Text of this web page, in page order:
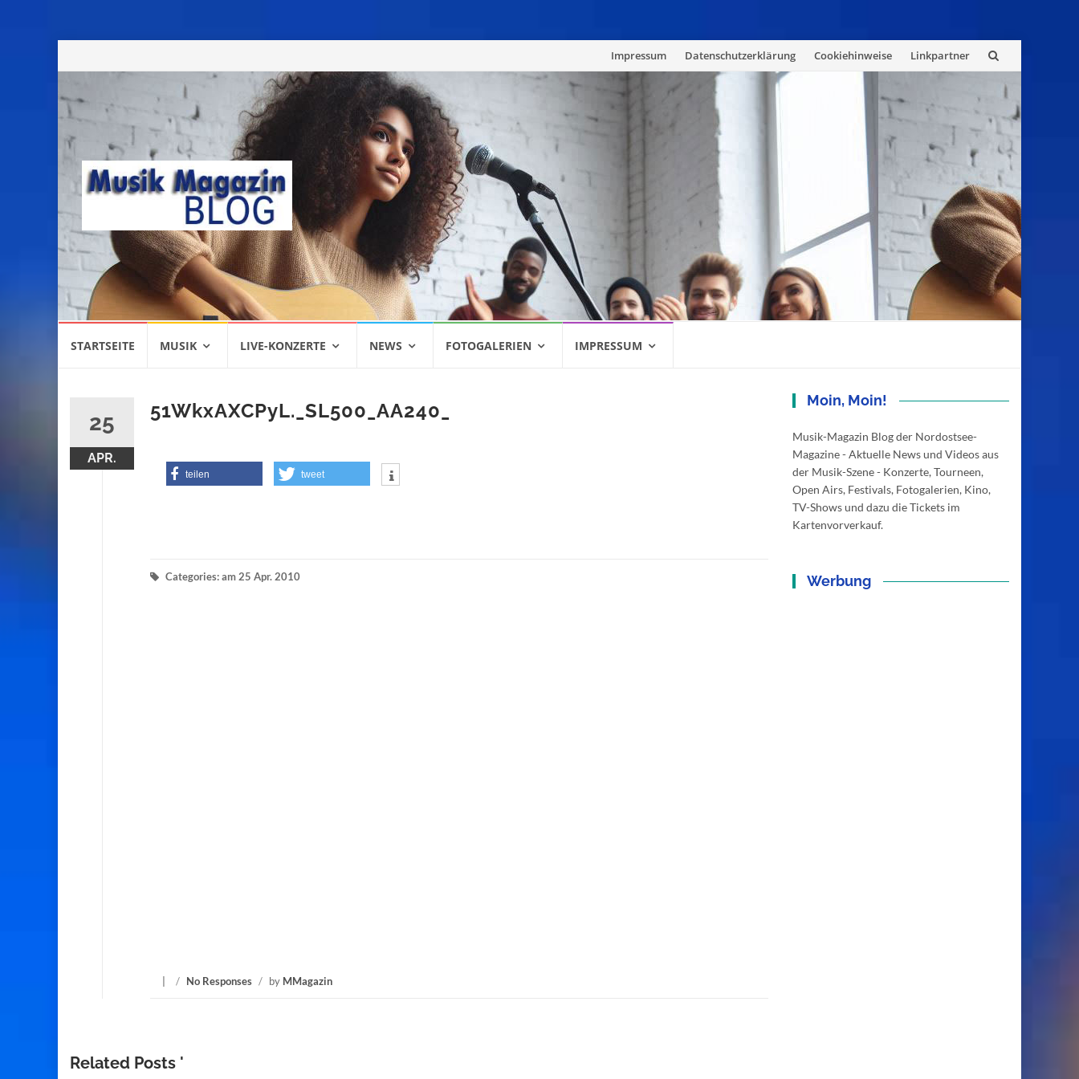
Skip
Impressum Datenschutzerklärung Cookiehinweise Linkpartner
STARTSEITE MUSIK LIVE-KONZERTE NEWS FOTOGALERIEN IMPRESSUM
25
APR.
51WkxAXCPyL._SL500_AA240_
teilen tweet
Categories: am 25 Apr. 2010
/ No Responses / by MMagazin
Related Posts '
Moin, Moin!
Musik-Magazin Blog der Nordostsee-
Magazine - Aktuelle News und Videos aus
der Musik-Szene - Konzerte, Tourneen,
Open Airs, Festivals, Fotogalerien, Kino,
TV-Shows und dazu die Tickets im
Kartenvorverkauf.
Werbung